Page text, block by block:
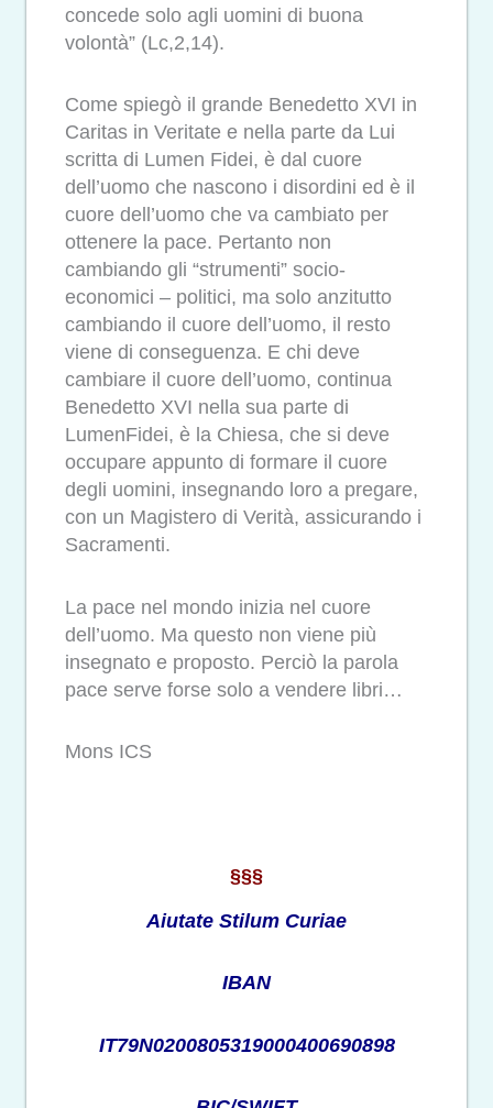
concede solo agli uomini di buona
volontà” (Lc,2,14).
Come spiegò il grande Benedetto XVI in
Caritas in Veritate e nella parte da Lui
scritta di Lumen Fidei, è dal cuore
dell’uomo che nascono i disordini ed è il
cuore dell’uomo che va cambiato per
ottenere la pace. Pertanto non
cambiando gli “strumenti” socio-
economici – politici, ma solo anzitutto
cambiando il cuore dell’uomo, il resto
viene di conseguenza. E chi deve
cambiare il cuore dell’uomo, continua
Benedetto XVI nella sua parte di
LumenFidei, è la Chiesa, che si deve
occupare appunto di formare il cuore
degli uomini, insegnando loro a pregare,
con un Magistero di Verità, assicurando i
Sacramenti.
La pace nel mondo inizia nel cuore
dell’uomo. Ma questo non viene più
insegnato e proposto. Perciò la parola
pace serve forse solo a vendere libri…
Mons ICS
§§§
Aiutate Stilum Curiae
IBAN
IT79N0200805319000400690898